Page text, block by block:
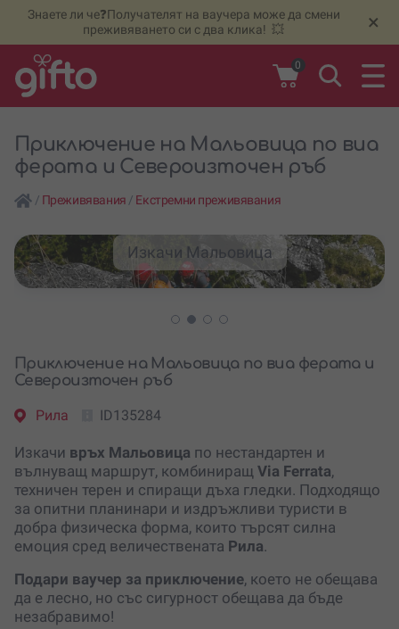
Знаете ли че❓Получателят на ваучера може да смени
преживяването си с два клика! 💥
×
0
Приключение на Мальовица по виа
ферата и Североизточен ръб
/ Преживявания / Екстремни преживявания
Изкачи Мальовица
Приключение на Мальовица по виа ферата и
Североизточен ръб
Рила ID135284
Изкачи връх Мальовица по нестандартен и
вълнуващ маршрут, комбиниращ Via Ferrata,
техничен терен и спиращи дъха гледки. Подходящо
за опитни планинари и издръжливи туристи в
добра физическа форма, които търсят силна
емоция сред величествената Рила.
Подари ваучер за приключение, което не обещава
да е лесно, но със сигурност обещава да бъде
незабравимо!